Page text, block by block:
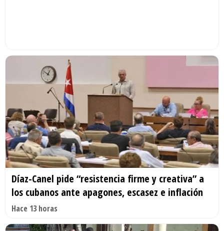
Díaz-Canel pide “resistencia firme y creativa” a
los cubanos ante apagones, escasez e inflación
Hace 13 horas